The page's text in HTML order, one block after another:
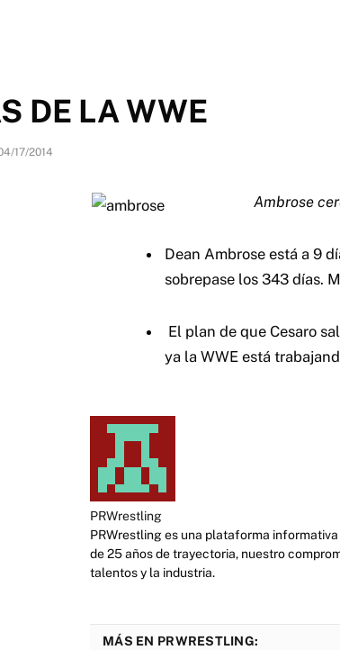
DE LA WWE
17/2014
Ambrose
Dean Ambrose está a 9
sobrepase los 343 días.
El plan de que Cesaro
ya la WWE está
PRWrestling
PRWrestling es una plataforma
de 25 años de trayectoria, nuestro
talentos y la industria.
MÁS EN PRWRESTLING: